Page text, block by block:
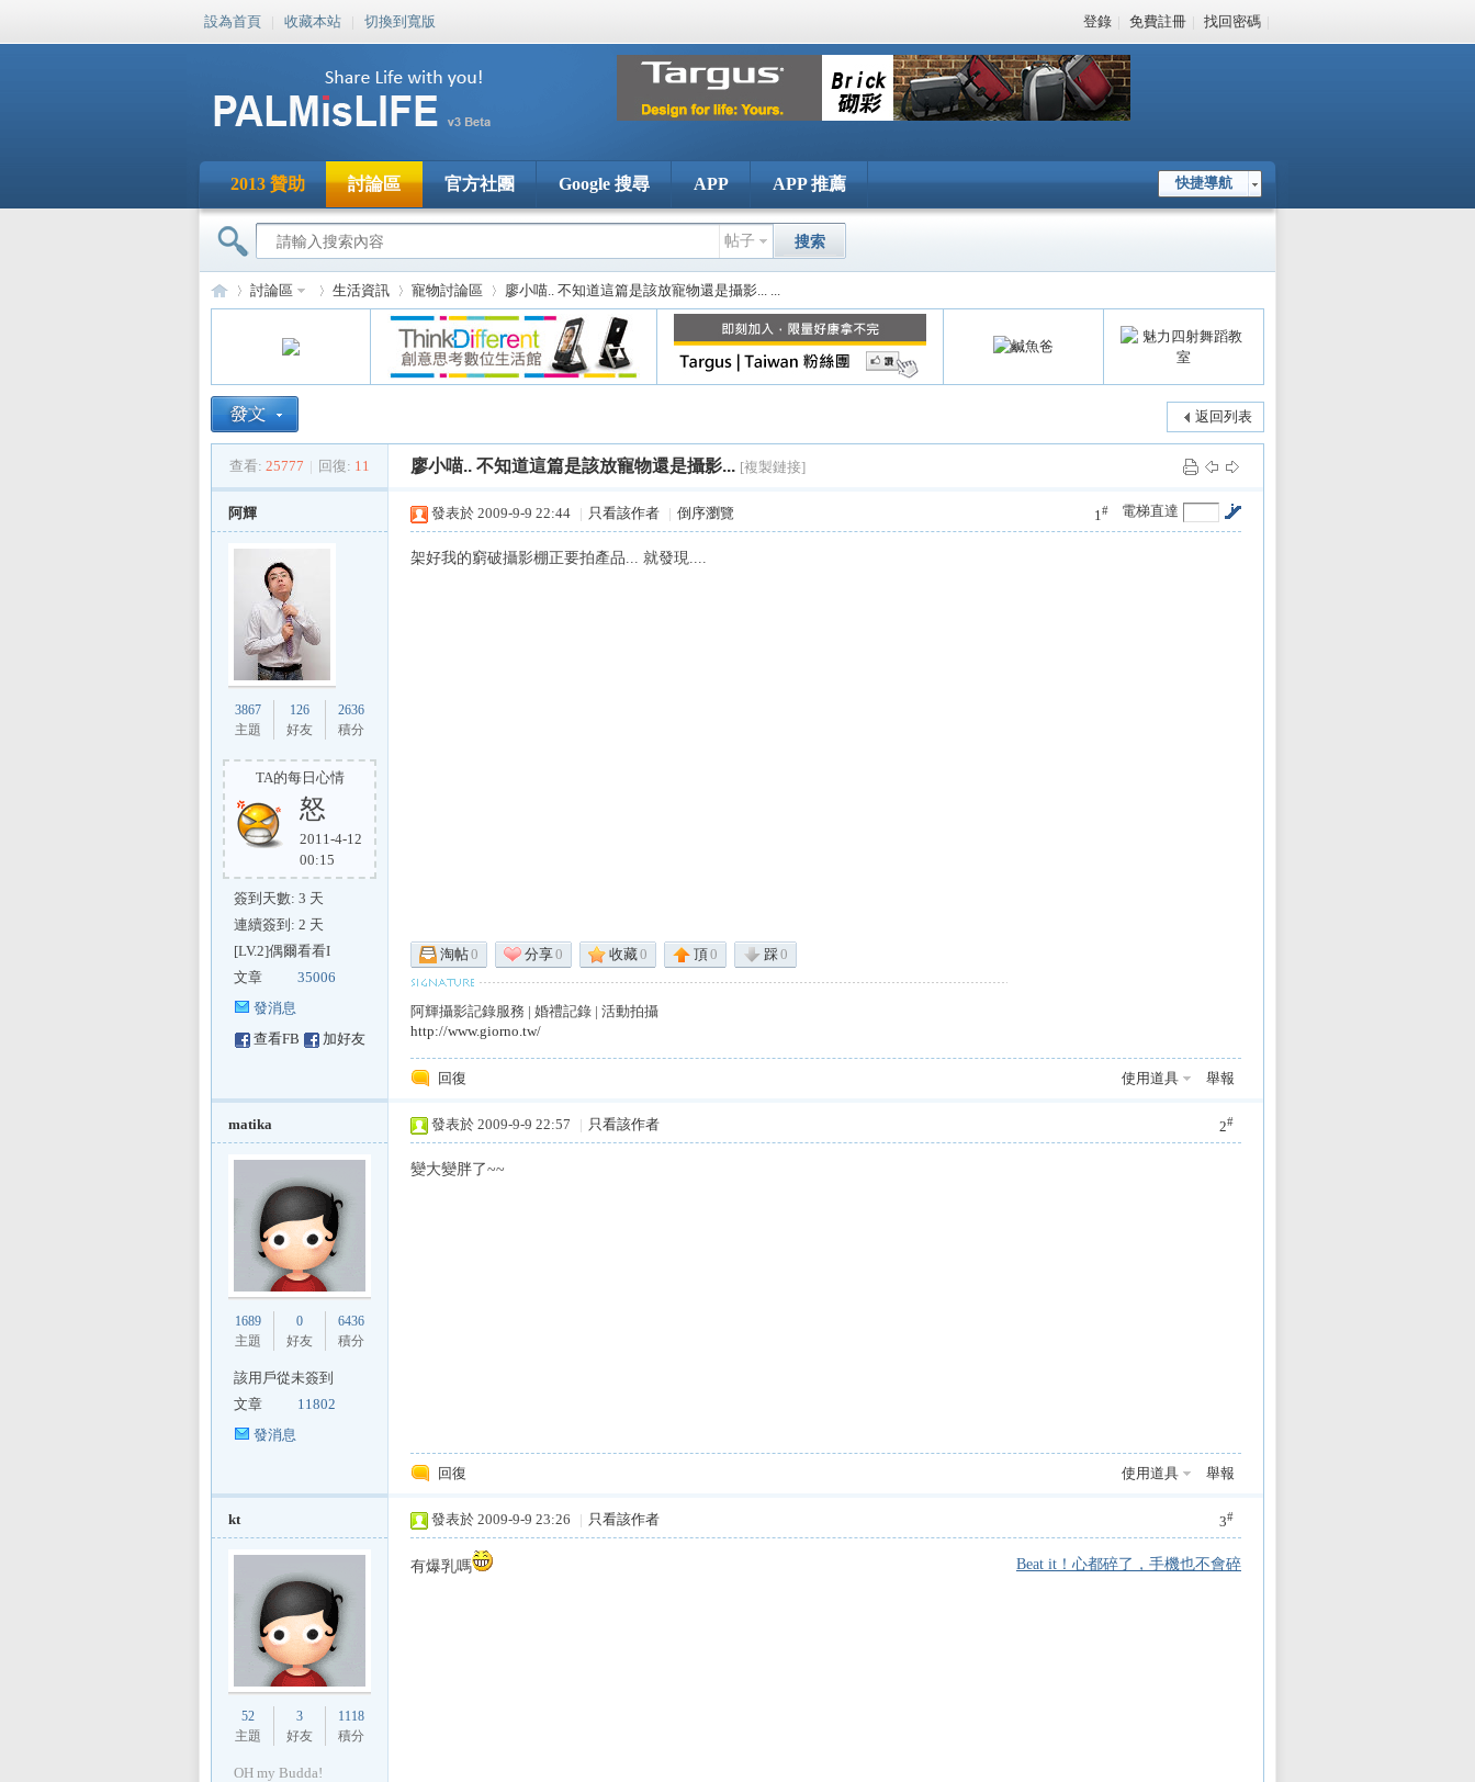
設為首頁 | 收藏本站 | 切換到寬版 登錄 | 免費註冊 | 找回密碼 |
快捷導航
2013 贊助 討論區 官方社團 Google 搜尋 APP APP 推薦
帖子 搜索
PA
Mi
»
討論區
›
生活資訊
›
寵物討論區
›
廖小喵.. 不知道這篇是該放寵物還是攝影... ...
返回列表
查看: 25777 | 回復: 11 廖小喵.. 不知道這篇是該放寵物還是攝影... [複製鏈接]
阿輝
3867
主題
126
好友
2636
積分
TA的每日心情
怒
2011-4-12
00:15
簽到天數: 3 天
連續簽到: 2 天
[LV.2]偶爾看看I
文章
35006
發消息
查看FB
加好友
電梯直達
1#
發表於 2009-9-9 22:44 | 只看該作者 | 倒序瀏覽
架好我的窮破攝影棚正要拍產品... 就發現....
淘帖0 分享0 收藏0 頂0 踩0
阿輝攝影記錄服務 | 婚禮記錄 | 活動拍攝
http://www.giorno.tw/
回復 使用道具 舉報
matika
1689
主題
0
好友
6436
積分
該用戶從未簽到
文章
11802
發消息
2#
發表於 2009-9-9 22:57 | 只看該作者
變大變胖了~~
回復 使用道具 舉報
kt
52
主題
3
好友
1118
積分
OH my Budda!
3#
發表於 2009-9-9 23:26 | 只看該作者
Beat it！心都碎了，手機也不會碎
有爆乳嗎